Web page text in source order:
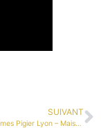
SUIVANT
Remise de diplômes Pigier Lyon – Maison de la Danse